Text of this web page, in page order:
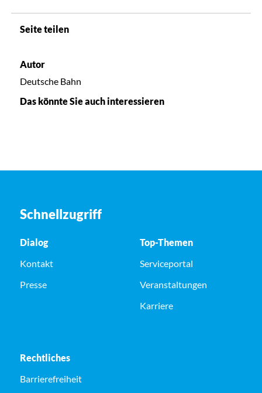
Seite teilen
Autor
Deutsche Bahn
Das könnte Sie auch interessieren
Schnellzugriff
Dialog
Kontakt
Presse
Top-Themen
Serviceportal
Veranstaltungen
Karriere
Rechtliches
Barrierefreiheit